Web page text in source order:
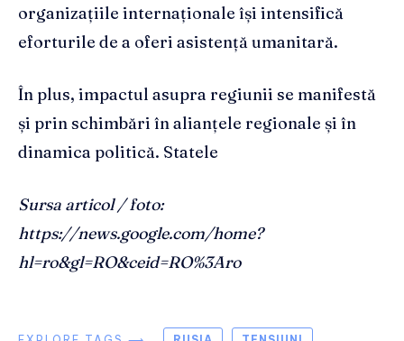
organizațiile internaționale își intensifică
eforturile de a oferi asistență umanitară.
În plus, impactul asupra regiunii se manifestă
și prin schimbări în alianțele regionale și în
dinamica politică. Statele
Sursa articol / foto:
https://news.google.com/home?
hl=ro&gl=RO&ceid=RO%3Aro